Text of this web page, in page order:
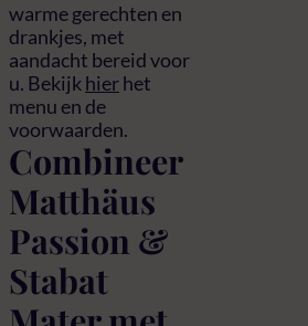
warme gerechten en
drankjes, met
aandacht bereid voor
u. Bekijkhierhet
menu en de
voorwaarden.
Combineer
Matthäus
Passion &
Stabat